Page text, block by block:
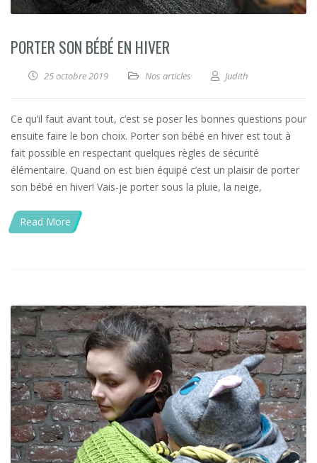
PORTER SON BÉBÉ EN HIVER
25 octobre 2019 Nos articles Judith
Ce qu’il faut avant tout, c’est se poser les bonnes questions pour
ensuite faire le bon choix. Porter son bébé en hiver est tout à
fait possible en respectant quelques règles de sécurité
élémentaire. Quand on est bien équipé c’est un plaisir de porter
son bébé en hiver! Vais-je porter sous la pluie, la neige,
Read More